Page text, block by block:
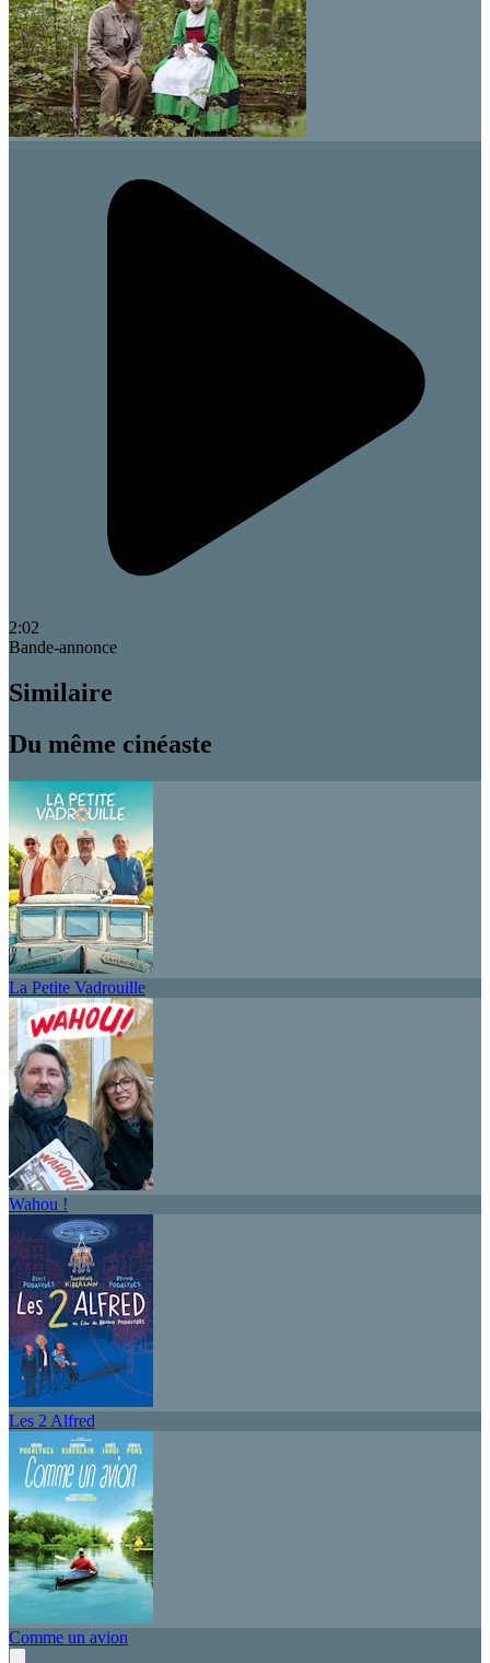
2:02
Bande-annonce
Similaire
Du même cinéaste
La Petite Vadrouille
Wahou !
Les 2 Alfred
Comme un avion